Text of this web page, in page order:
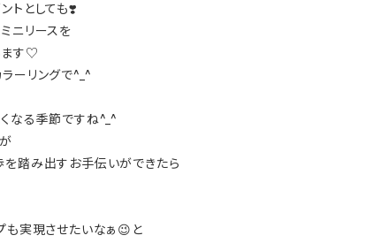
トとしても❣️
ニリースを
ます♡
ーリングで^_^
なる季節ですね^_^
踏み出すお手伝いができたら
も実現させたいなぁ😉と